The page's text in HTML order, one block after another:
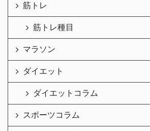
筋トレ
筋トレ種目
マラソン
ダイエット
ダイエットコラム
スポーツコラム